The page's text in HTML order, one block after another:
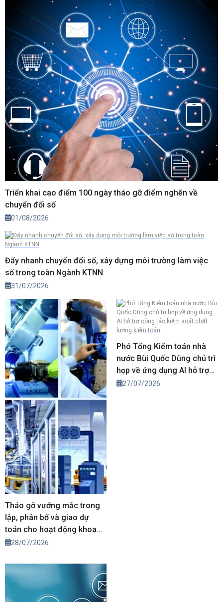
tảng số, cơ sở dữ liệu và dịch vụ số trong toàn bộ hệ thống
chính trị.
Triển khai cao điểm 100 ngày tháo gỡ điểm nghẽn về
chuyển đổi số
01/08/2026
Đẩy nhanh chuyển đổi số, xây dựng môi trường làm việc
số trong toàn Ngành KTNN
31/07/2026
Tháo gỡ vướng mắc trong
lập, phân bổ và giao dự
toán cho hoạt động khoa
học, công nghệ và đổi mới
28/07/2026
Phó Tổng Kiểm toán nhà
nước Bùi Quốc Dũng chủ trì
họp về ứng dụng AI hỗ trợ
công tác kiểm soát chất
27/07/2026